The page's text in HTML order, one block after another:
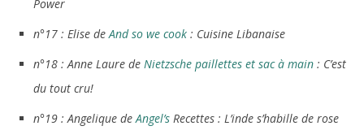
Power
n°17 : Elise de And so we cook : Cuisine Libanaise
n°18 : Anne Laure de Nietzsche paillettes et sac à main : C’est
du tout cru!
n°19 : Angelique de Angel’s Recettes : L’inde s’habille de rose